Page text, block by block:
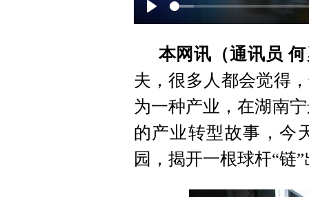
Play
本网讯（通讯员
夫，很多人都会觉得
为一种产业，在湖南
的产业转型故事，今
园，揭开一根球杆“链